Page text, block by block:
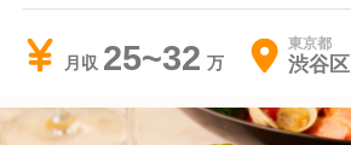
月収 25~32 東京都
渋谷区